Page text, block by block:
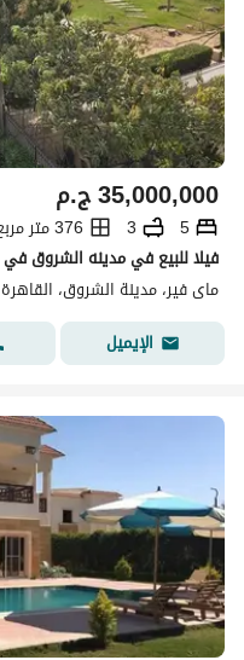
ج.م35,000,000
5
3
376 متر مربع
ماى فير، مدينة الشروق، القاهرة
الإيميل